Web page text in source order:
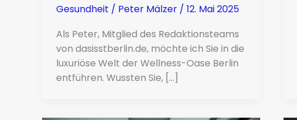
Gesundheit / Peter Mälzer / 12. Mai 2025
Als Peter, Mitglied des Redaktionsteams
von dasisstberlin.de, möchte ich Sie in die
luxuriöse Welt der Wellness-Oase Berlin
entführen. Wussten Sie, […]